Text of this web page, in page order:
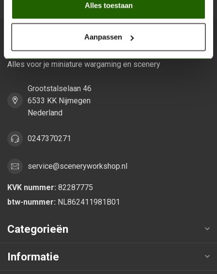
Alles toestaan
Aanpassen
Scenery Workshop BV
Alles voor je miniature wargaming en scenery
Grootstalselaan 46
6533 KK Nijmegen
Nederland
0247370271
service@sceneryworkshop.nl
KVK nummer: 82287775
btw-nummer: NL862411981B01
Categorieën
Informatie